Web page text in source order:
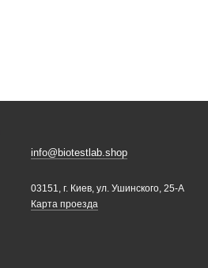
info@biotestlab.shop
03151, г. Киев, ул. Ушинского, 25-A
Карта проезда